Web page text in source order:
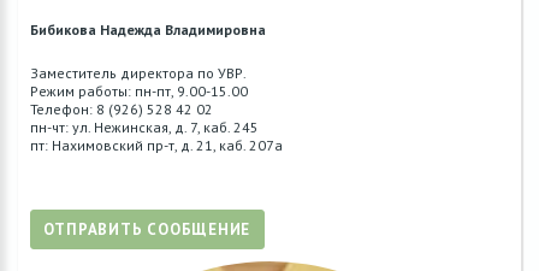
Бибикова Надежда Владимировна
Заместитель директора по УВР.
Режим работы: пн-пт, 9.00-15.00
Телефон: 8 (926) 528 42 02
пн-чт: ул. Нежинская, д. 7, каб. 245
пт: Нахимовский пр-т, д. 21, каб. 207а
ОТПРАВИТЬ СООБЩЕНИЕ